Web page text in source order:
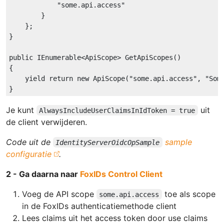
"some.api.access"
        }
    };
}
public IEnumerable<ApiScope> GetApiScopes()
{
yield
return new ApiScope( "some.api.access" ,
Je kunt AlwaysIncludeUserClaimsInIdToken = true
uit
de client verwijderen.
Code uit de
IdentityServerOidcOpSample
sample
configuratie
.
2 - Ga daarna naar FoxIDs Control Client
Voeg de API scope
some.api.access
toe als scope
in de FoxIDs authenticatiemethode client
Lees claims uit het access token door use claims